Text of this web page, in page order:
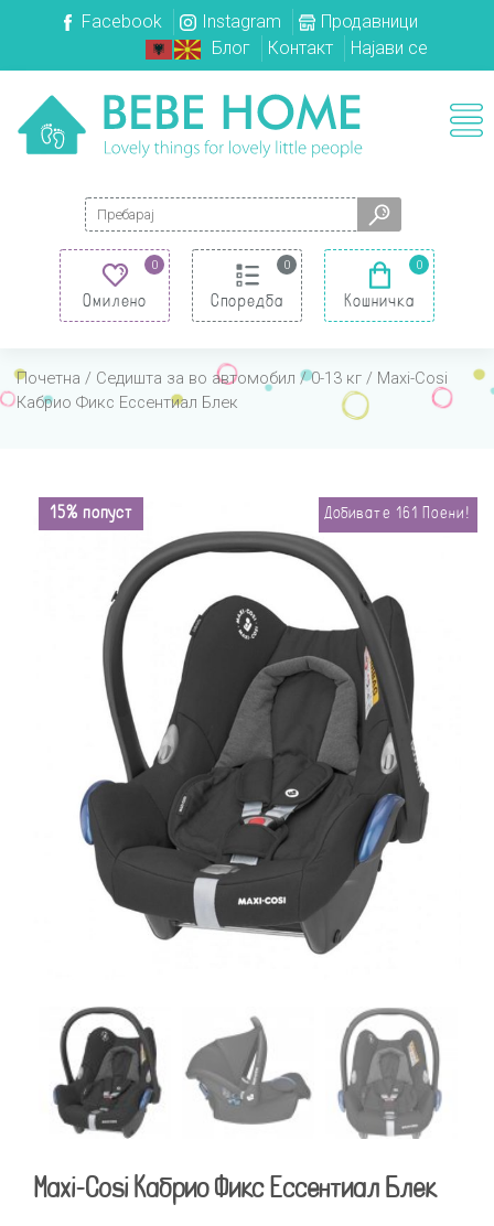
Facebook Instagram
Продавници
Блог
Контакт Најави се
Search for:
0
Омилено
0
Споредба
0
Кошничка
Почетна / Седишта за во автомобил /0-13 кг / Maxi-Cosi
Кабрио Фикс Ессентиал Блек
15% попуст Добивате 161 Поени!
Maxi-Cosi Кабрио Фикс Ессентиал Блек